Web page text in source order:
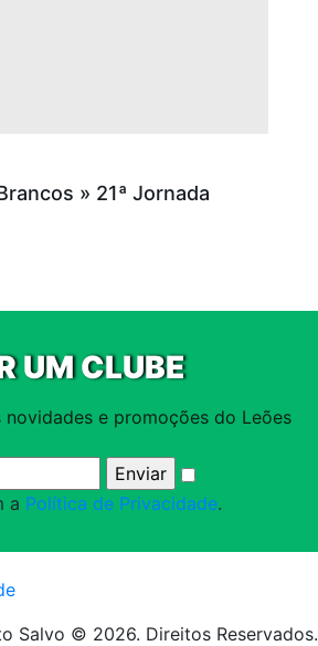
» 21ª Jornada
UM CLUBE
novidades e promoções do Leões
a Política de Privacidade.
Salvo © 2026. Direitos Reservados.